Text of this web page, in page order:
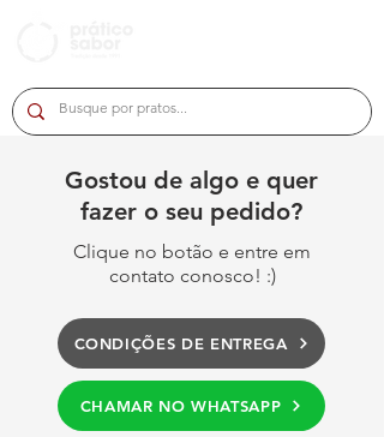
Gostou de algo e quer
fazer o seu pedido?
Clique no botão e entre em
contato conosco! :)
CONDIÇÕES DE ENTREGA
CHAMAR NO WHATSAPP